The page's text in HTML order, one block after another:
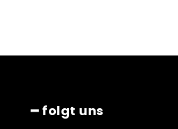
━ folgt uns